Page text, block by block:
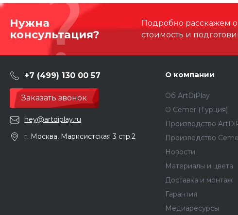
Нужна
консультация?
Подробно расскажем о
стоимость и
+7 (499) 130 00 57
Заказать звонок
hey@artdiplay.ru
г. Москва, Марксистская 3 стр.2
О компании
Об ArtDiPlay
О Сemer (Турция)
Производство
Производство
Новости
Материалы и цвета
Доставка и монтаж
Гарантия
Медиаресурсы